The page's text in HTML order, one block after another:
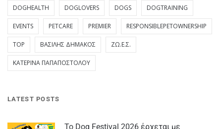
DOGHEALTH DOGLOVERS DOGS DOGTRAINING
EVENTS PETCARE PREMIER RESPONSIBLEPETOWNERSHIP
TOP ΒΑΣΊΛΗΣ ΔΗΜΆΚΟΣ ΖΩ.Ε.Σ.
ΚΑΤΕΡΊΝΑ ΠΑΠΑΠΟΣΤΌΛΟΥ
LATEST POSTS
Το Dog Festival 2026 έρχεται με